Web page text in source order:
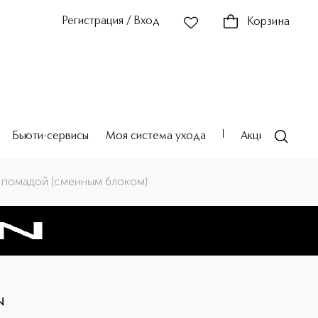
Регистрация / Вход Корзина
Бьюти-сервисы Моя система ухода Акции
помадой (сменным блоком)